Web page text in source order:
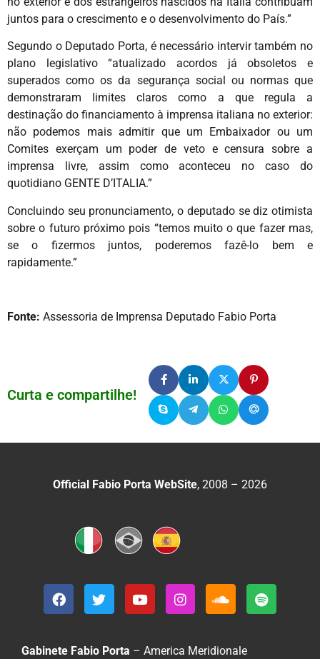
juntos para o crescimento e o desenvolvimento do País.”
Segundo o Deputado Porta, é necessário intervir também no
plano legislativo “atualizado acordos já obsoletos e
superados como os da segurança social ou normas que
demonstraram limites claros como a que regula a
destinação do financiamento à imprensa italiana no exterior:
não podemos mais admitir que um Embaixador ou um
Comites exerçam um poder de veto e censura sobre a
imprensa livre, assim como aconteceu no caso do
quotidiano GENTE D’ITALIA.”
Concluindo seu pronunciamento, o deputado se diz otimista
sobre o futuro próximo pois “temos muito o que fazer mas,
se o fizermos juntos, poderemos fazê-lo bem e
rapidamente.”
Fonte: Assessoria de Imprensa Deputado Fabio Porta
Curta e compartilhe!
Official Fabio Porta WebSite, 2008 – 2026
Gabinete Fabio Porta – America Meridionale